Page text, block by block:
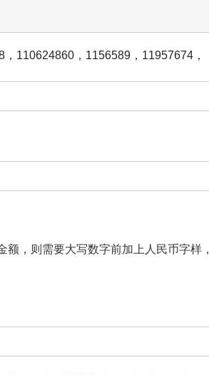
， 110624860 ， 1156589 ， 11957674 ，
额，则需要大写数字前加上人民币字样，